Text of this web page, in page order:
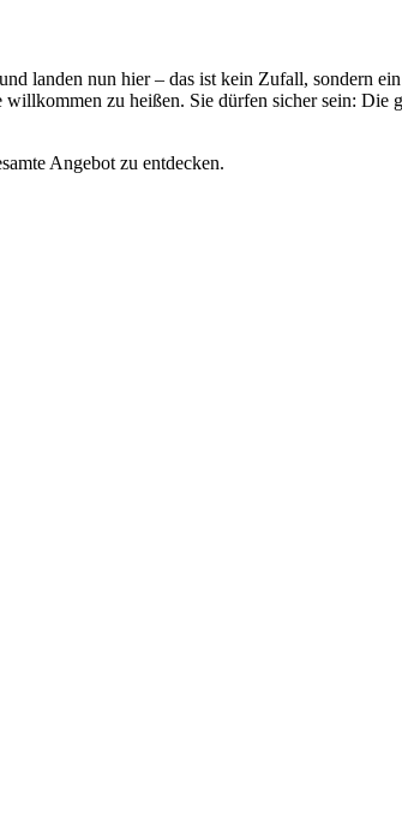
landen nun hier – das ist kein Zufall, sondern
zu heißen. Sie dürfen sicher sein: Die
Angebot zu entdecken.